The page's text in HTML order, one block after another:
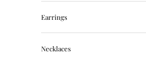
Earrings
Necklaces